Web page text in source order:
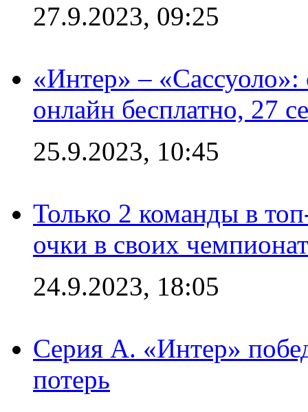
27.9.2023, 09:25
«Интер» –
онлайн бесплатно, 27
25.9.2023, 10:45
Только 2 команды в
очки в своих
24.9.2023, 18:05
Серия А. «Интер»
потерь